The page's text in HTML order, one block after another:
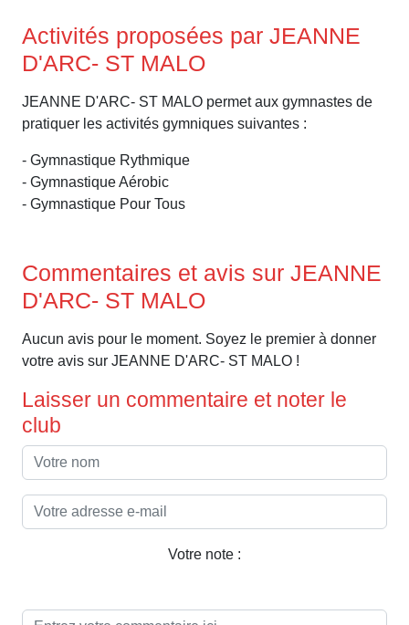
Activités proposées par JEANNE
D'ARC- ST MALO
JEANNE D'ARC- ST MALO permet aux gymnastes de
pratiquer les activités gymniques suivantes :
- Gymnastique Rythmique
- Gymnastique Aérobic
- Gymnastique Pour Tous
Commentaires et avis sur JEANNE
D'ARC- ST MALO
Aucun avis pour le moment. Soyez le premier à donner
votre avis sur JEANNE D'ARC- ST MALO !
Laisser un commentaire et noter le
club
Votre note :